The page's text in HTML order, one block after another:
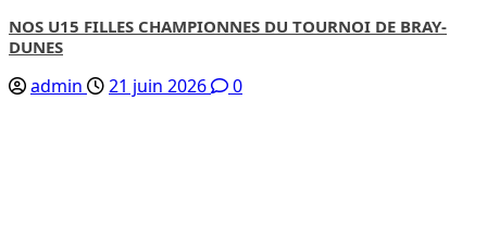
NOS U15 FILLES CHAMPIONNES DU TOURNOI DE BRAY-
DUNES
admin 21 juin 2026 0